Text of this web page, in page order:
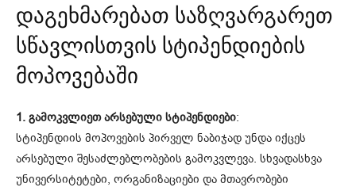
დაგეხმარებათ საზღვარგარეთ
სწავლისთვის სტიპენდიების
მოპოვებაში
1. გამოკვლიეთ არსებული სტიპენდიები:
სტიპენდიის მოპოვების პირველ ნაბიჯად უნდა იქცეს
არსებული შესაძლებლობების გამოკვლევა. სხვადასხვა
უნივერსიტეტები, ორგანიზაციები და მთავრობები